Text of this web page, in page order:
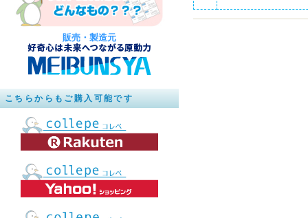
販売・製造元
こちらからもご購入可能です